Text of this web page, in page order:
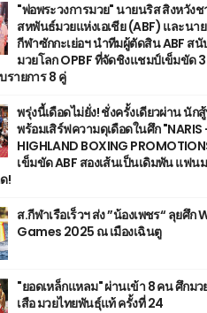
"พ่อพระวงการมวย" นายนริส สิงหวัง
สหพันธ์มวยแห่งเอเชีย (ABF) และนา
กีฬาซักกะเย่อฯ นำทีมผู้ตัดสิน ABF ส
มวยโลก OPBF ที่จัดชิงแชมป์เข็มขัด
รายการ 8 คู่
พรุ่งนี้เดือดไม่ยั่ง! ชั่งครั้งเดียวผ่าน นักสู้
พร้อมเสิร์ฟความดุเดือดในศึก "NARIS
HIGHLAND BOXING
เข็มขัด ABF สองเส้นเป็นเดิมพัน แฟน
!
ส.กีฬาเรือเร็วฯ ส่ง ”น้องเพชร“ ลุยศึก
Games 2025 ณ เมืองเฉินตู
"ยอดเหล็กแหลม" ผ่านเข้า 8 คน ศึกม
เสือ มวยไทยพันธุ์แท้ ครั้งที่ 24